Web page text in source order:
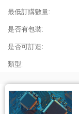
最低訂購數量:
是否有包裝:
是否可訂造:
類型: